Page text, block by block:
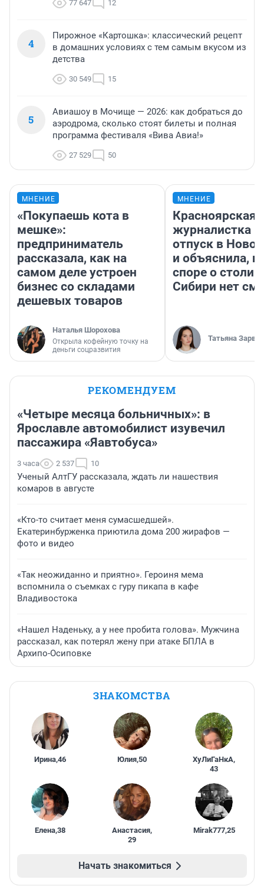
77 647 12
4
Пирожное «Картошка»: классический рецепт
в домашних условиях с тем самым вкусом из
детства
30 549 15
5
Авиашоу в Мочище — 2026: как добраться до
аэродрома, сколько стоят билеты и полная
программа фестиваля «Вива Авиа!»
27 529 50
МНЕНИЕ
«Покупаешь кота в
мешке»:
предприниматель
рассказала, как на
самом деле устроен
бизнес со складами
дешевых товаров
Наталья Шорохова
Открыла кофейную точку на
деньги соцразвития
МНЕНИЕ
Красноярская
журналистка
отпуск в
и объяснила,
споре о
Сибири нет
Татьяна Зарва
РЕКОМЕНДУЕМ
«Четыре месяца больничных»: в
Ярославле автомобилист изувечил
пассажира «Яавтобуса»
3 часа 2 537 10
Ученый АлтГУ рассказала, ждать ли нашествия
комаров в августе
«Кто-то считает меня сумасшедшей».
Екатеринбурженка приютила дома 200 жирафов —
фото и видео
«Так неожиданно и приятно». Героиня мема
вспомнила о съемках с гуру пикапа в кафе
Владивостока
«Нашел Наденьку, а у нее пробита голова». Мужчина
рассказал, как потерял жену при атаке БПЛА в
Архипо-Осиповке
ЗНАКОМСТВА
Ирина,46 Юлия,50 ХуЛиГаНкА,
43
Елена,38 Анастасия,
29
Mirak777,25
Начать знакомиться